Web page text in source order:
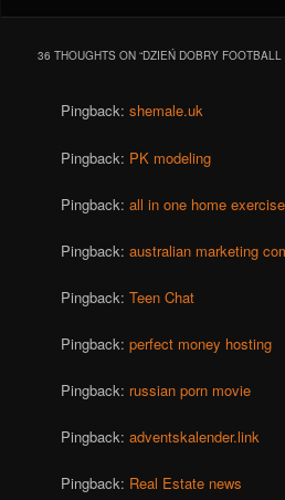
36 THOUGHTS ON “DZIEŃ DOBRY
Pingback:shemale.uk
Pingback: PK modeling
Pingback:all in one home
Pingback:australian marketing
Pingback:Teen Chat
Pingback:perfect money hosting
Pingback: russian porn movie
Pingback:adventskalender.link
Pingback: Real Estate news